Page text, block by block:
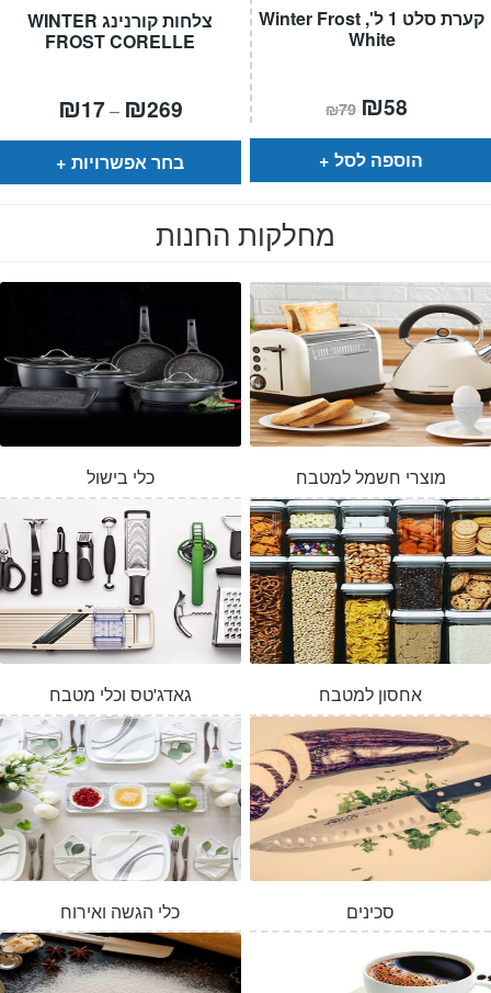
צלחות קורנינג WINTER
FROST CORELLE
₪17– ₪269טווח
מחירים:
⁦₪17⁩
עדבחר אפשרויות
קערת סלט 1 ל', Winter Frost
White
₪79 המחיר
המקורי
היה:
₪79.
₪58
הוא:
הוספה לסל
מחלקות החנות
כלי בישול מוצרי חשמל למטבח
גאדג'טס וכלי מטבח אחסון למטבח
כלי הגשה ואירוח סכינים